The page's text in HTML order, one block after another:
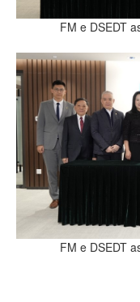
FM e DSEDT
FM e DSEDT